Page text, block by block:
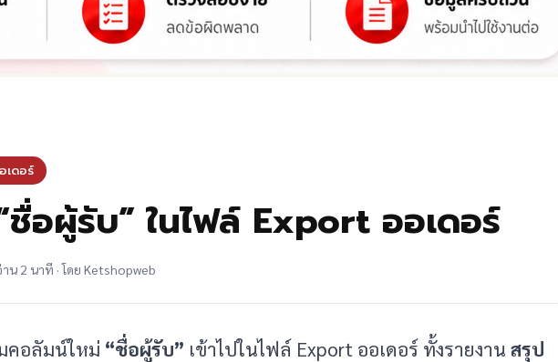
เดอร์
อผู้รับ” ในไฟล์ Export ออเดอร์
น 2 นาที · โดย Ketshopweb
คอลัมน์ใหม่ “ชื่อผู้รับ” เข้าไปในไฟล์ Export ออเดอร์ ทั้งรายงาน สรุป